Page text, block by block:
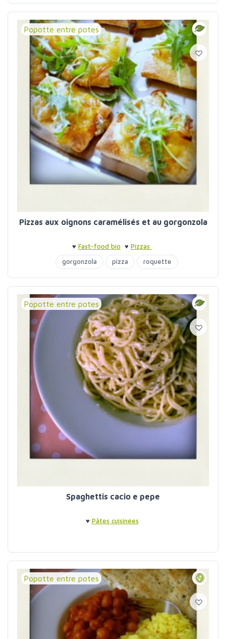
Popotte entre potes
Pizzas aux oignons caramélisés et au gorgonzola
♥ Fast-food bio ♥ Pizzas
gorgonzola
pizza roquette
Popotte entre potes
Spaghettis cacio e pepe
♥ Pâtes cuisinées
Popotte entre potes